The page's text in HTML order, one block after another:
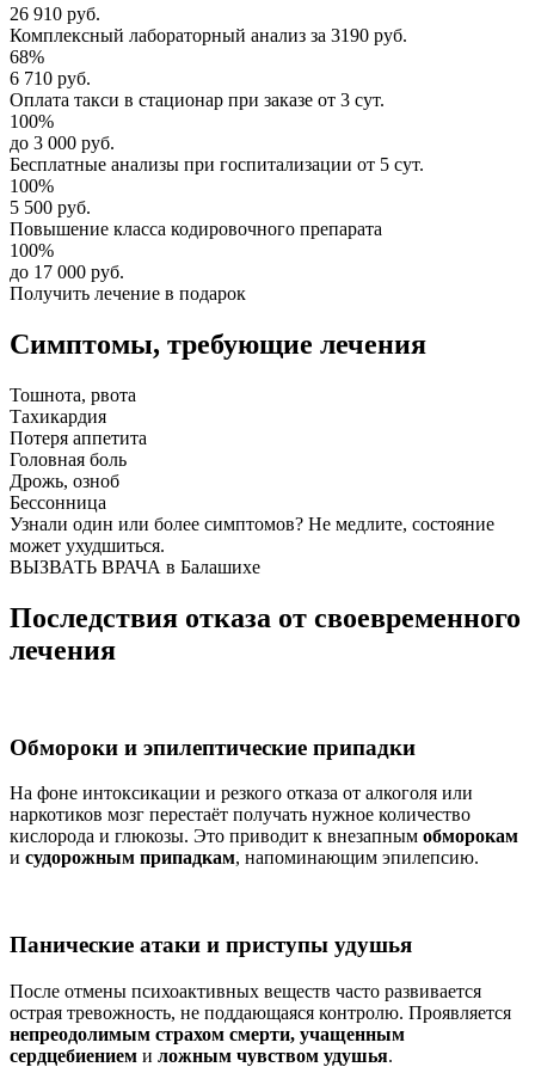
26 910 руб.
Комплексный лабораторный анализ за 3190 руб.
68%
6 710 руб.
Оплата такси в стационар при заказе от 3 сут.
100%
до 3 000 руб.
Бесплатные анализы при госпитализации от 5 сут.
100%
5 500 руб.
Повышение класса кодировочного препарата
100%
до 17 000 руб.
Получить лечение в подарок
Симптомы, требующие лечения
Тошнота, рвота
Тахикардия
Потеря аппетита
Головная боль
Дрожь, озноб
Бессонница
Узнали один или более симптомов? Не медлите, состояние
может ухудшиться.
ВЫЗВАТЬ ВРАЧА в Балашихе
Последствия отказа от своевременного
лечения
Обмороки и эпилептические припадки
На фоне интоксикации и резкого отказа от алкоголя или
наркотиков мозг перестаёт получать нужное количество
кислорода и глюкозы. Это приводит к внезапным обморокам
и судорожным припадкам, напоминающим эпилепсию.
Панические атаки и приступы удушья
После отмены психоактивных веществ часто развивается
острая тревожность, не поддающаяся контролю. Проявляется
непреодолимым страхом смерти, учащенным
сердцебиением и ложным чувством удушья.